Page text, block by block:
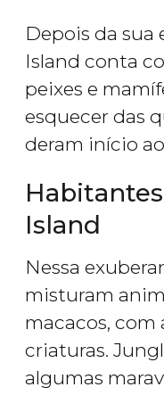
Depois da sua
Island conta
peixes e
esquecer das
deram início
Island
Nessa
misturam
macacos, com
criaturas.
algumas